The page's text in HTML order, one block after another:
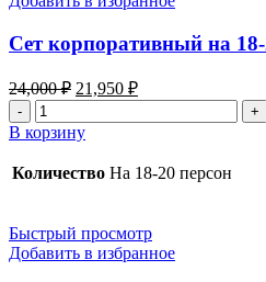
Сет корпоративный на
24,000₽ Первоначальная
цена
составляла
24,000 ₽.
21,950 ₽Текущая
цена:
21,950 ₽.
Количество
товара
Сет
корпоративный
20
персон
В корзину
Количество На 18-20 персон
Быстрый просмотр
Добавить в избранное